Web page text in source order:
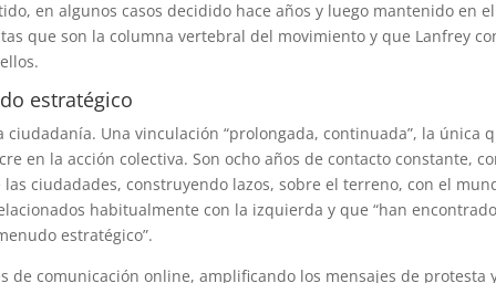
en algunos casos decidido hace años y luego mantenido en el
que son la columna vertebral del movimiento y que Lanfrey
estratégico
Una vinculación “prolongada, continuada”, la única
en la acción colectiva. Son ocho años de contacto constante,
ciudadades, construyendo lazos, sobre el terreno, con el
habitualmente con la izquierda y que “han
estratégico”.
de comunicación online, amplificando los mensajes de protesta